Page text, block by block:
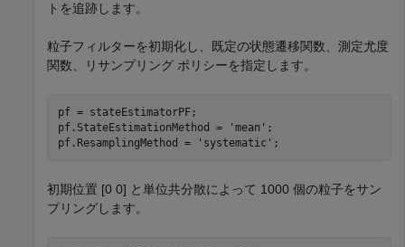
トを追跡します。
粒子フィルターを初期化し、既定の状態遷移関数、測定尤度
関数、リサンプリング ポリシーを指定します。
pf = stateEstimatorPF;
pf.StateEstimationMethod =
'mean' ;
pf.ResamplingMethod =
'systematic' ;
初期位置 [0 0] と単位共分散によって 1000 個の粒子をサン
プリングします。